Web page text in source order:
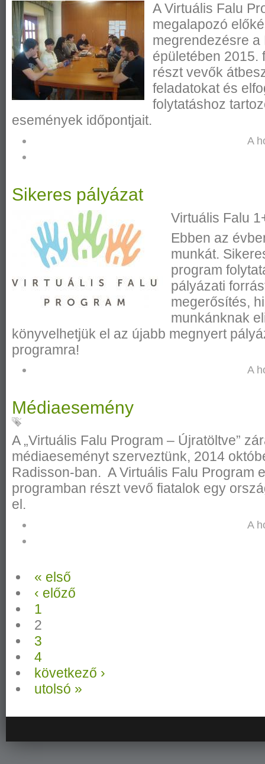
A Virtuális Falu
megalapozó
megrendezésre
épületében 2015.
részt vevők
feladatokat és
folytatáshoz
események időpontjait.
A
Sikeres pályázat
Virtuális Falu
Ebben az
munkát.
program
pályázati
megerősítés,
munkánknak
könyvelhetjük el az újabb megnyert
programra!
A
Médiaesemény
A „Virtuális Falu Program – Újratöltve”
médiaeseményt szerveztünk, 2014
Radisson-ban. A Virtuális Falu Program
programban részt vevő fiatalok egy
el.
A
« első
‹ előző
1
2
3
4
következő ›
utolsó »